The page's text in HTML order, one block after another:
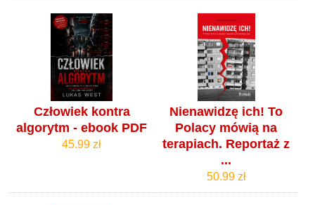
Człowiek kontra
algorytm - ebook PDF
45.99 zł
Nienawidzę ich! To
Polacy mówią na
terapiach. Reportaż z
...
50.99 zł